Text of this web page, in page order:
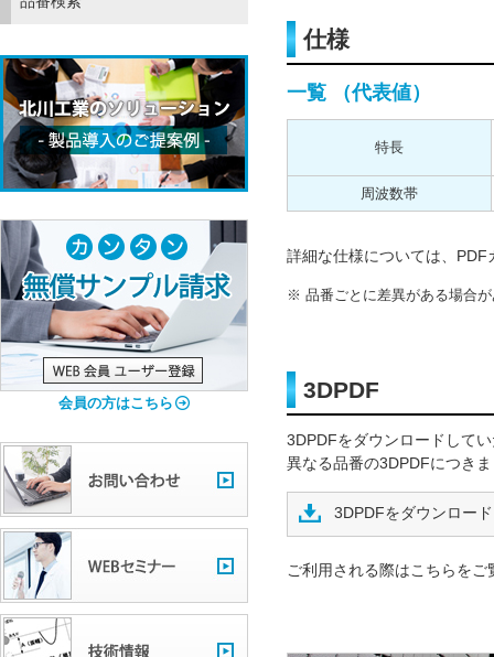
仕様
一覧 （代表値）
特長
周波数帯
詳細な仕様については、
品番ごとに差異がある場合
3DPDF
3DPDFをダウンロードして
異なる品番の3DPDFにつき
3DPDFをダウンロード
ご利用される際はこちらをご
会員の方はこちら